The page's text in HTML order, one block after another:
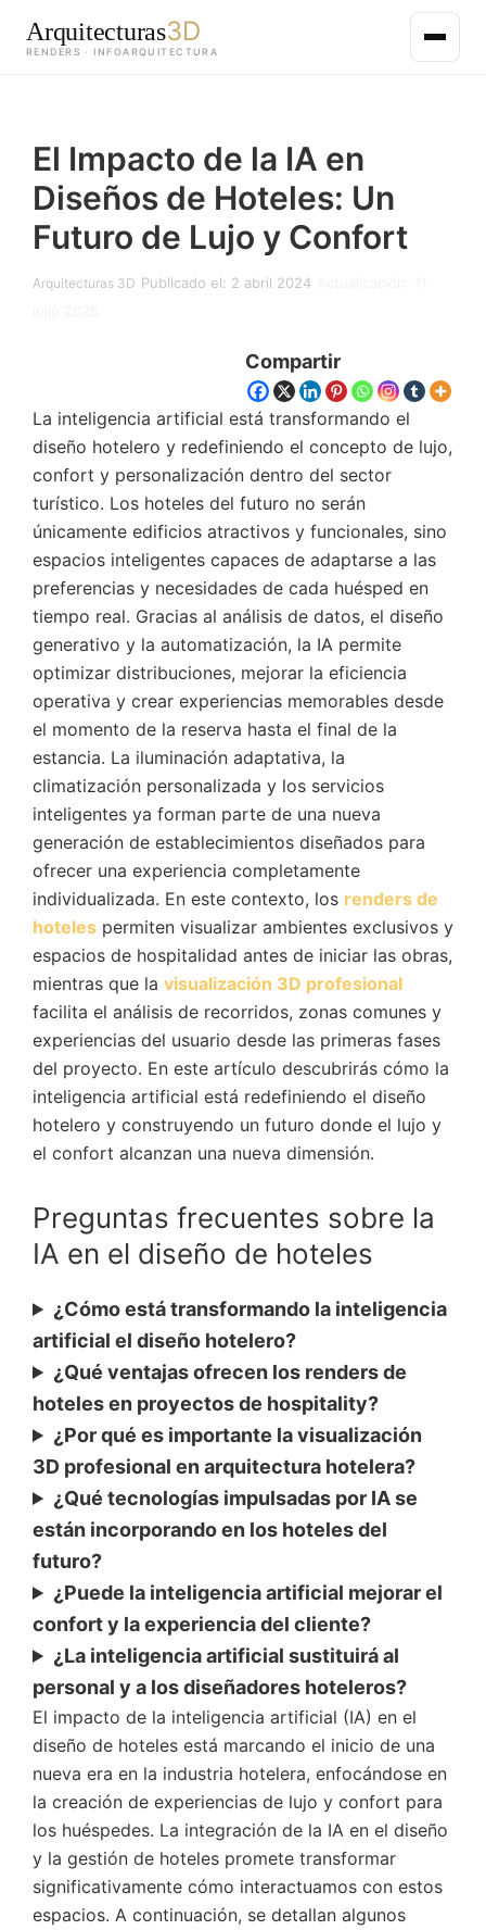
Arquitecturas3D
RENDERS · INFOARQUITECTURA
contenido
principal
El Impacto de la IA en
Diseños de Hoteles: Un
Futuro de Lujo y Confort
Arquitecturas 3D Publicado el: 2 abril 2024
Compartir
La inteligencia artificial está transformando el
diseño hotelero y redefiniendo el concepto de lujo,
confort y personalización dentro del sector
turístico. Los hoteles del futuro no serán
únicamente edificios atractivos y funcionales, sino
espacios inteligentes capaces de adaptarse a las
preferencias y necesidades de cada huésped en
tiempo real. Gracias al análisis de datos, el diseño
generativo y la automatización, la IA permite
optimizar distribuciones, mejorar la eficiencia
operativa y crear experiencias memorables desde
el momento de la reserva hasta el final de la
estancia. La iluminación adaptativa, la
climatización personalizada y los servicios
inteligentes ya forman parte de una nueva
generación de establecimientos diseñados para
ofrecer una experiencia completamente
individualizada. En este contexto, los renders de
hoteles permiten visualizar ambientes exclusivos y
espacios de hospitalidad antes de iniciar las obras,
mientras que la visualización 3D profesional
facilita el análisis de recorridos, zonas comunes y
experiencias del usuario desde las primeras fases
del proyecto. En este artículo descubrirás cómo la
inteligencia artificial está redefiniendo el diseño
hotelero y construyendo un futuro donde el lujo y
el confort alcanzan una nueva dimensión.
Preguntas frecuentes sobre la
IA en el diseño de hoteles
¿Cómo está transformando la inteligencia
artificial el diseño hotelero?
¿Qué ventajas ofrecen los renders de
hoteles en proyectos de hospitality?
¿Por qué es importante la visualización
3D profesional en arquitectura hotelera?
¿Qué tecnologías impulsadas por IA se
están incorporando en los hoteles del
futuro?
¿Puede la inteligencia artificial mejorar el
confort y la experiencia del cliente?
¿La inteligencia artificial sustituirá al
personal y a los diseñadores hoteleros?
El impacto de la inteligencia artificial (IA) en el
diseño de hoteles está marcando el inicio de una
nueva era en la industria hotelera, enfocándose en
la creación de experiencias de lujo y confort para
los huéspedes. La integración de la IA en el diseño
y la gestión de hoteles promete transformar
significativamente cómo interactuamos con estos
espacios. A continuación, se detallan algunos